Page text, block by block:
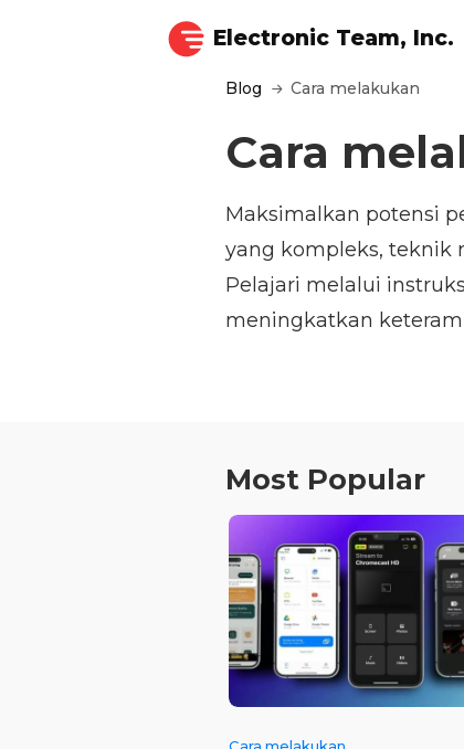
Electronic Team, Inc.
Blog Cara melakukan
Cara
Maksimalkan potensi
yang kompleks, teknik
Pelajari melalui
meningkatkan
Most Popular